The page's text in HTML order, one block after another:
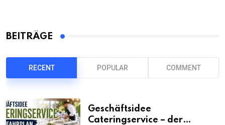
BEITRÄGE
RECENT POPULAR COMMENT
Geschäftsidee
Cateringservice – der